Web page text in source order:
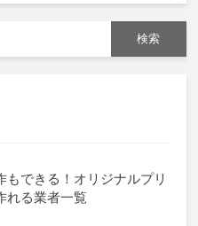
もできる！オリジナルプリ
れる業者一覧